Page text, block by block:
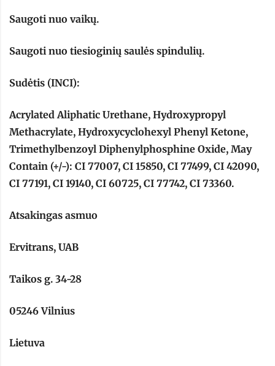
Saugoti nuo vaikų.
Saugoti nuo tiesioginių saulės spindulių.
Sudėtis (INCI):
Acrylated Aliphatic Urethane, Hydroxypropyl
Methacrylate, Hydroxycyclohexyl Phenyl Ketone,
Trimethylbenzoyl Diphenylphosphine Oxide, May
Contain (+/-): CI 77007, CI 15850, CI 77499, CI 42090,
CI 77191, CI 19140, CI 60725, CI 77742, CI 73360.
Atsakingas asmuo
Ervitrans, UAB
Taikos g. 34-28
05246 Vilnius
Lietuva